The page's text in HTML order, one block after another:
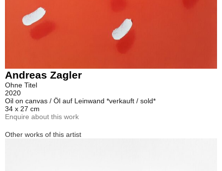
Andreas Zagler
Ohne Titel
2020
Oil on canvas / Öl auf Leinwand *verkauft / sold*
34 x 27 cm
Enquire about this work
Other works of this artist